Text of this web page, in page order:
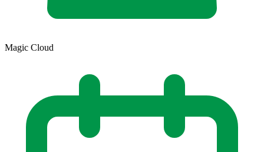
Magic Cloud